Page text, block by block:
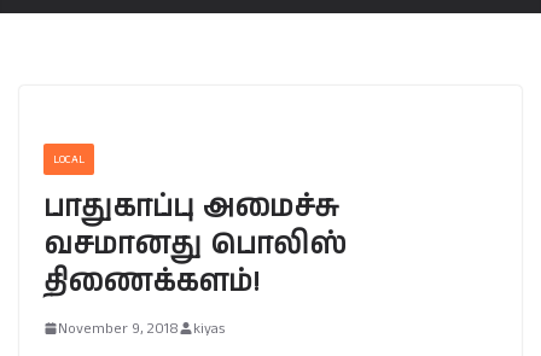
LOCAL
பாதுகாப்பு அமைச்சு
வசமானது பொலிஸ்
திணைக்களம்!
November 9, 2018 kiyas